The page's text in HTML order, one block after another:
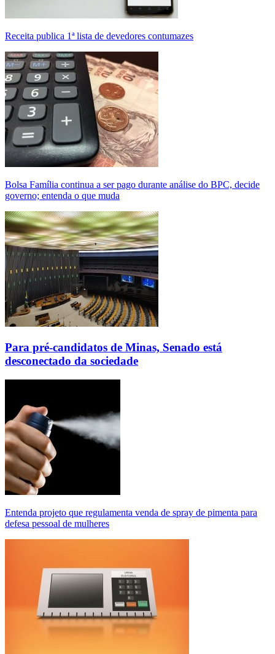
Receita publica 1ª lista de devedores contumazes
Bolsa Família continua a ser pago durante análise do BPC, decide
governo; entenda o que muda
Para pré-candidatos de Minas, Senado está
desconectado da sociedade
Entenda projeto que regulamenta venda de spray de pimenta para
defesa pessoal de mulheres